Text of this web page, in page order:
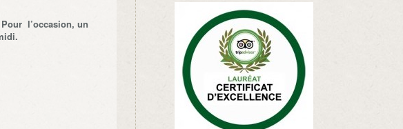
Pour l’occasion, un